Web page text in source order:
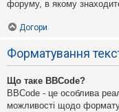
форуму, в якому
Догори
Форматування
Що таке BBCode?
BBCode - це особлива
можливості щодо